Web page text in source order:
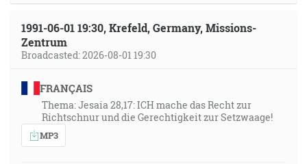
1991-06-01 19:30, Krefeld, Germany, Missions-
Zentrum
Broadcasted: 2026-08-01 19:30
FRANÇAIS
Thema: Jesaia 28,17: ICH mache das Recht zur
Richtschnur und die Gerechtigkeit zur Setzwaage!
MP3